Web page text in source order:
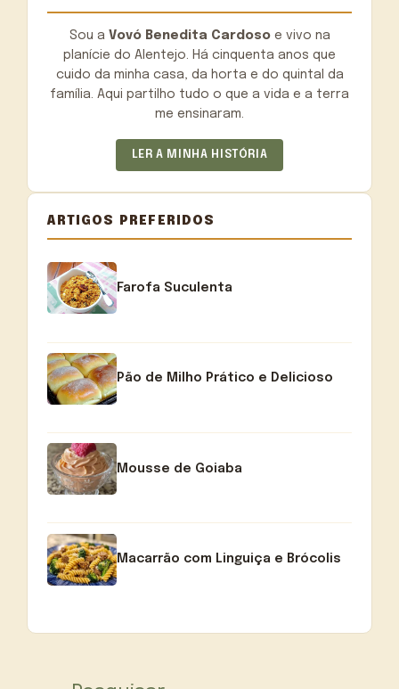
Sou a Vovó Benedita Cardosoe vivo na
planície do Alentejo. Há cinquenta anos que
cuido da minha casa, da horta e do quintal da
família. Aqui partilho tudo o que a vida e a terra
me ensinaram.
LER A MINHA HISTÓRIA
ARTIGOS PREFERIDOS
Farofa Suculenta
Pão de Milho Prático e Delicioso
Mousse de Goiaba
Macarrão com Linguiça e Brócolis